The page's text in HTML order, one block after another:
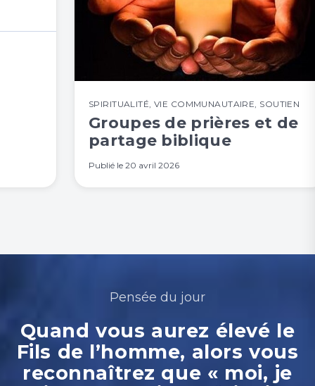
SPIRITUALITÉ,VIE COMMUNAUTAIRE, SOUTIEN
Groupes de prières et de
partage biblique
Publié le 20 avril 2026
Pensée du jour
Quand vous aurez élevé le
Fils de l’homme, alors vous
reconnaîtrez que « moi, je